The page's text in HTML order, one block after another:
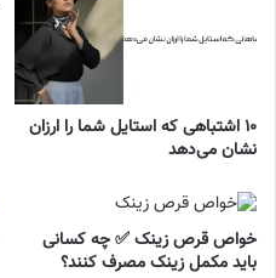
۱۰ اشتباهی که استایل شما را ارزان
نشان می‌دهد
خواص قرص زینک ✅ چه کسانی
باید مکمل زینک مصرف کنند؟